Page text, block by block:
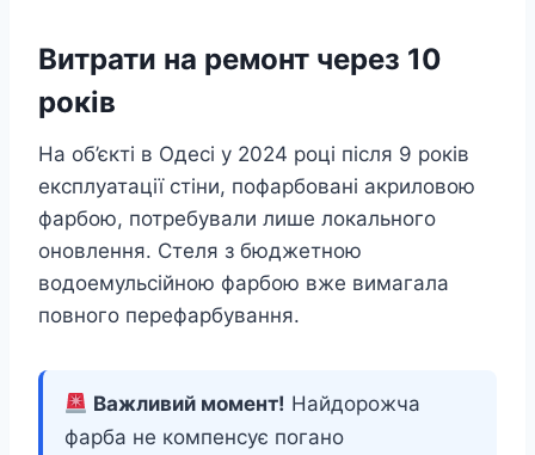
Витрати на ремонт через 10
років
На об’єкті в Одесі у 2024 році після 9 років
експлуатації стіни, пофарбовані акриловою
фарбою, потребували лише локального
оновлення. Стеля з бюджетною
водоемульсійною фарбою вже вимагала
повного перефарбування.
Важливий момент! Найдорожча
фарба не компенсує погано